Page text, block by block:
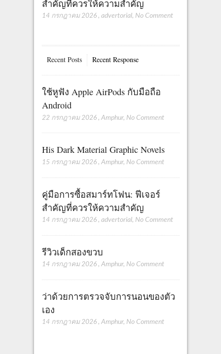
สำคัญที่ควรให้ความสำคัญ
14 กรกฎาคม 2026 , advertorial, No Comment
Recent Posts Recent Response
ใช้หูฟัง Apple AirPods กับมือถือ
Android
22 กรกฎาคม 2026 , Amphur, No Comment
His Dark Material Graphic Novels
15 กรกฎาคม 2026 , Amphur, No Comment
คู่มือการซื้อสมาร์ทโฟน: ฟีเจอร์
สำคัญที่ควรให้ความสำคัญ
14 กรกฎาคม 2026 , advertorial, No Comment
รีวิวเด็กสองขวบ
14 กรกฎาคม 2026 , Amphur, No Comment
ว่าด้วยการตรวจจับการนอนของตัว
เอง
14 กรกฎาคม 2026 , Amphur, No Comment